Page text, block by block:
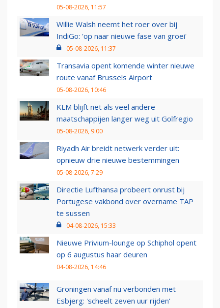
05-08-2026, 11:57
Willie Walsh neemt het roer over bij
IndiGo: 'op naar nieuwe fase van groei'
05-08-2026, 11:37
Transavia opent komende winter nieuwe
route vanaf Brussels Airport
05-08-2026, 10:46
KLM blijft net als veel andere
maatschappijen langer weg uit Golfregio
05-08-2026, 9:00
Riyadh Air breidt netwerk verder uit:
opnieuw drie nieuwe bestemmingen
05-08-2026, 7:29
Directie Lufthansa probeert onrust bij
Portugese vakbond over overname TAP
te sussen
04-08-2026, 15:33
Nieuwe Privium-lounge op Schiphol opent
op 6 augustus haar deuren
04-08-2026, 14:46
Groningen vanaf nu verbonden met
Esbjerg: 'scheelt zeven uur rijden'